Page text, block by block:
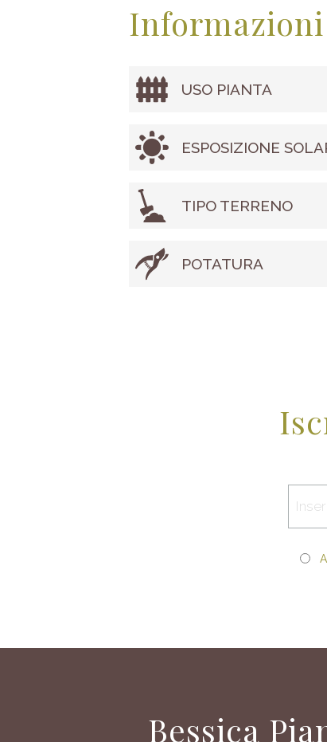
Informazioni
USO PIANTA
ESPOSIZIONE
TIPO TERRENO
POTATURA
Bessica